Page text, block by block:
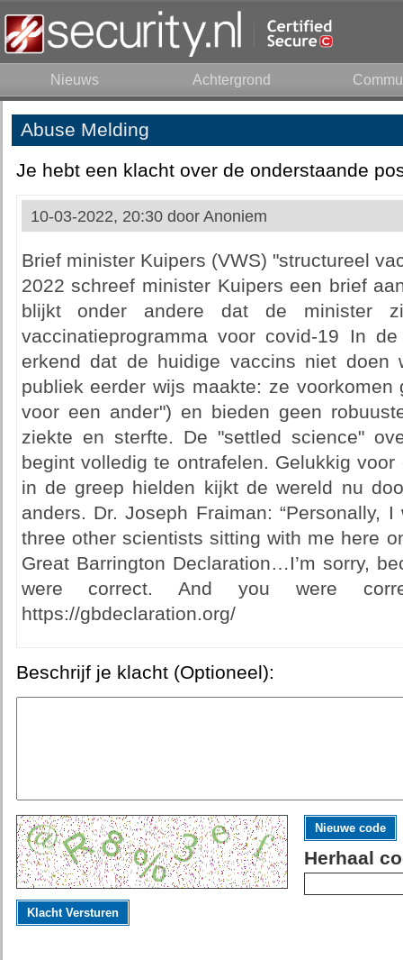
Nieuws Achtergrond
Abuse Melding
Je hebt een klacht over de onderstaande
10-03-2022, 20:30 door Anoniem
Brief minister Kuipers (VWS) "structureel
2022 schreef minister Kuipers een brief
blijkt onder andere dat de minister
vaccinatieprogramma voor covid-19 In
erkend dat de huidige vaccins niet doen
publiek eerder wijs maakte: ze
voor een ander") en bieden geen
ziekte en sterfte. De "settled science"
begint volledig te ontrafelen. Gelukkig
in de greep hielden kijkt de wereld nu
anders. Dr. Joseph Fraiman: “Personally,
three other scientists sitting with me here
Great Barrington Declaration…I’m sorry,
were correct. And you were
https://gbdeclaration.org/
Beschrijf je klacht (Optioneel):
Nieuwe code
Herhaal
Klacht Versturen